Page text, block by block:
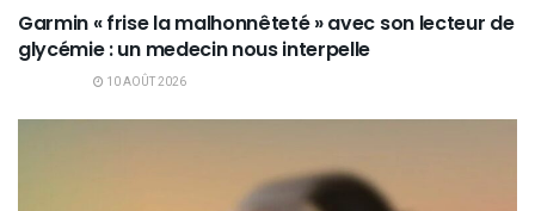
Garmin « frise la malhonnêteté » avec son lecteur de
glycémie : un medecin nous interpelle
10 AOÛT 2026